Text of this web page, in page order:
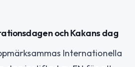
och Kakans dag
Internationella